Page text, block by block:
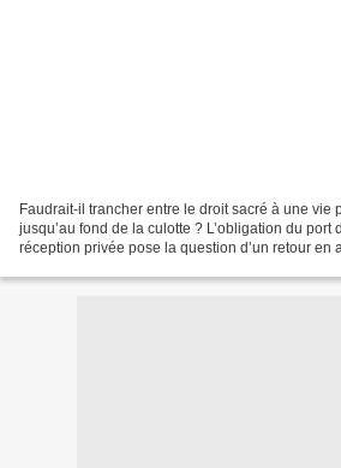
Faudrait-il trancher entre le droit sacré à une vie
jusqu’au fond de la culotte ? L’obligation du port
réception privée pose la question d’un retour en